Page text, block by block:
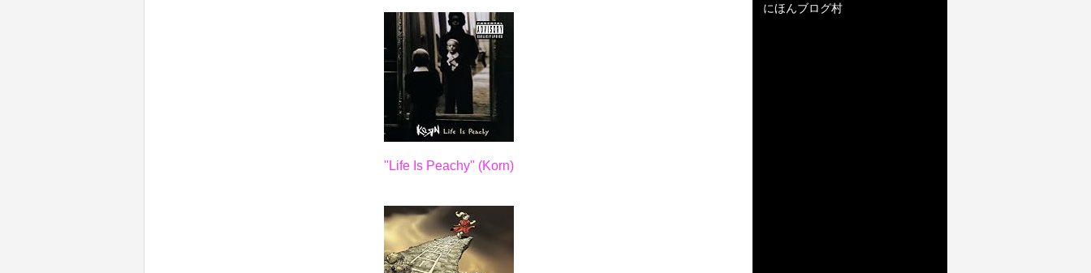
"Life Is Peachy" (Korn)
にほんブログ村